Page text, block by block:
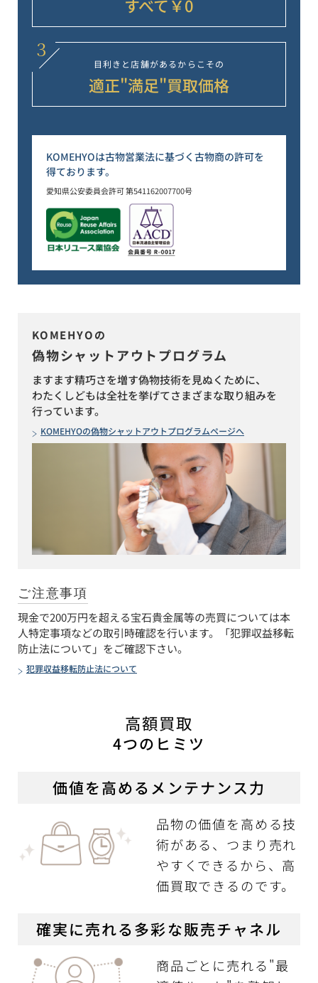
すべて￥0
3
目利きと店舗があるからこその
適正"満足"買取価格
KOMEHYOは古物営業法に基づく古物商の許可を
得ております。
愛知県公安委員会許可 第541162007700号
KOMEHYOの
偽物シャットアウトプログラム
ますます精巧さを増す偽物技術を見ぬくために、
わたくしどもは全社を挙げてさまざまな取り組みを
行っています。
KOMEHYOの偽物シャットアウトプログラムページへ
ご注意事項
現金で200万円を超える宝石貴金属等の売買については本
人特定事項などの取引時確認を行います。「犯罪収益移転
防止法について」をご確認下さい。
犯罪収益移転防止法について
高額買取
4つのヒミツ
価値を高めるメンテナンス力
品物の価値を高める技
術がある、つまり売れ
やすくできるから、高
価買取できるのです。
確実に売れる多彩な販売チャネル
商品ごとに売れる"最